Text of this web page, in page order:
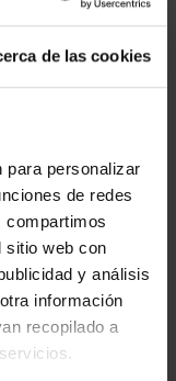
de las cookies
para personalizar
de redes
compartimos
sitio web con
y análisis
información
recopilado a